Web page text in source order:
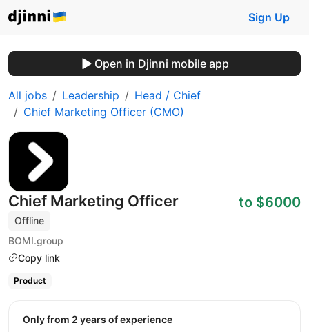
Sign Up
Open in Djinni mobile app
All jobs Leadership
Head / Chief
Chief Marketing Officer (CMO)
Chief Marketing Officer
Offline
BOMI.group
Copy link
to $6000
Product
Only from 2 years of experience